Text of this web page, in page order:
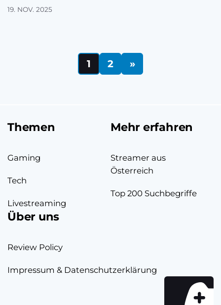
19. NOV. 2025
1 2 »
Themen
Gaming
Tech
Livestreaming
Mehr erfahren
Streamer aus
Österreich
Top 200 Suchbegriffe
Über uns
Review Policy
Impressum & Datenschutzerklärung